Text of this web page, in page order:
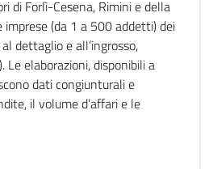
di Forlì-Cesena, Rimini e della
(da 1 a 500 addetti) dei
dettaglio e all’ingrosso,
Le elaborazioni, disponibili a
dati congiunturali e
il volume d’affari e le